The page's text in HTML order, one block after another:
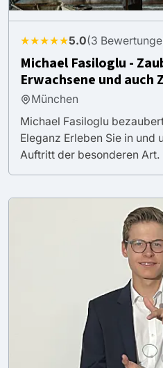
★★★★★5.0(3
Michael Fasiloglu -
Erwachsene und auch
München
Michael Fasiloglu
Eleganz Erleben Sie in und
Auftritt der besonderen